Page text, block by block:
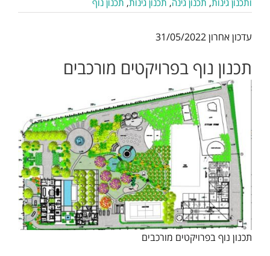
עדכון אחרון 31/05/2022
תכנון נוף בפרויקטים מורכבים
תכנון נוף בפרויקטים מורכבים